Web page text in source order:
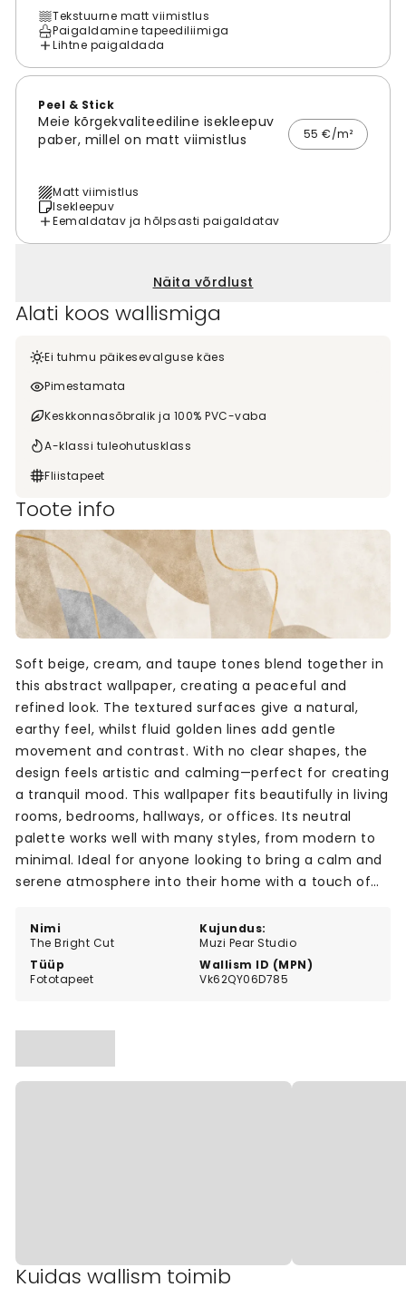
Tekstuurne matt viimistlus
Paigaldamine tapeediliimiga
Lihtne paigaldada
Peel & Stick
Meie kõrgekvaliteediline isekleepuv
paber, millel on matt viimistlus
55 €/m²
Matt viimistlus
Isekleepuv
Eemaldatav ja hõlpsasti paigaldatav
Näita võrdlust
Alati koos wallismiga
Ei tuhmu päikesevalguse käes
Pimestamata
Keskkonnasõbralik ja 100% PVC-vaba
A-klassi tuleohutusklass
Fliistapeet
Toote info
Nimi
The Bright Cut
Kujundus:
Muzi Pear Studio
Tüüp
Fototapeet
Wallism ID (MPN)
Vk62QY06D785
Soft beige, cream, and taupe tones blend together in
this abstract wallpaper, creating a peaceful and
refined look. The textured surfaces give a natural,
earthy feel, whilst fluid golden lines add gentle
movement and contrast. With no clear shapes, the
design feels artistic and calming—perfect for creating
a tranquil mood. This wallpaper fits beautifully in living
rooms, bedrooms, hallways, or offices. Its neutral
palette works well with many styles, from modern to
minimal. Ideal for anyone looking to bring a calm and
serene atmosphere into their home with a touch of
Kuidas wallism toimib